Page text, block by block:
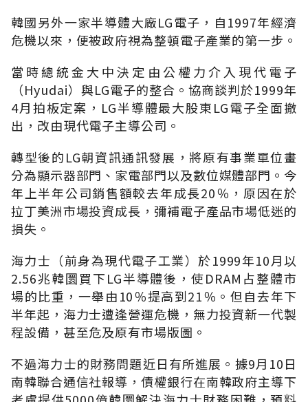
韓國另外一家半導體大廠LG電子，自1997年經濟
危機以來，便被政府視為整頓電子產業的第一步。
當時總統金大中決定由公權力介入現代電子
（Hyudai）與LG電子的整合。協商談判於1999年
4月拍板定案，LG半導體最大股東LG電子全面撤
出，改由現代電子主導公司。
轉型後的LG朝資訊通訊發展，將原有事業單位畫
分為顯示器部門、家電部門以及數位媒體部門。今
年上半年公司銷售額較去年成長20％，原因在於
拉丁美洲市場投資成長，彌補電子產品市場低迷的
損失。
海力士（前身為現代電子工業）於1999年10月以
2.56兆韓圜買下LG半導體後，使DRAM占整體市
場的比重，一舉由10％提高到21％。但自去年下
半年起，海力士遭逢營運危機，無力投資新一代製
程設備，甚至危及原有市場版圖。
不過海力士的財務問題近日有所進展。據9月10日
南韓聯合通信社報導，債權銀行在南韓政府主導下